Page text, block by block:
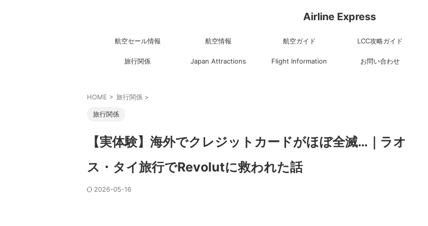
Airline Express
航空セール情報 航空情報 航空ガイド LCC攻略ガイド
旅行関係 Japan Attractions Flight Information お問い合わせ
HOME > 旅行関係 >
旅行関係
【実体験】海外でクレジットカードがほぼ全滅…｜ラオ
ス・タイ旅行でRevolutに救われた話
2026-05-16